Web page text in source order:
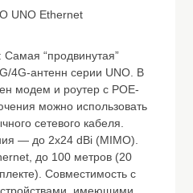
Самая “продвинутая”
4G-антенн серии UNO. В
модем и роутер с POE-
можно использовать
сетевого кабеля.
— до 2x24 dBi (MIMO).
до 100 метров (20
Совместимость с